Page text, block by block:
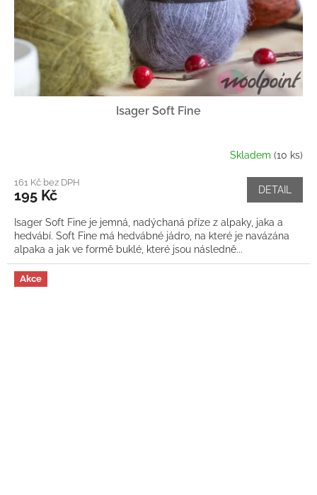
Isager Soft Fine
Skladem (10 ks)
161 Kč bez DPH
195 Kč DETAIL
Isager Soft Fine je jemná, nadýchaná příze z alpaky, jaka a
hedvábí. Soft Fine má hedvábné jádro, na které je navázána
alpaka a jak ve formě buklé, které jsou následně...
Akce